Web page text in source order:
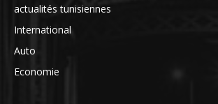
actualités tunisiennes
International
Auto
Economie